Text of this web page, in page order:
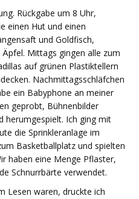
Rückgabe um 8 Uhr,
einen Hut und einen
und Goldfisch,
Mittags gingen alle zum
auf grünen Plastiktellern
Nachmittagsschläfchen
ein Babyphone an meiner
geprobt, Bühnenbilder
herumgespielt. Ich ging mit
die Sprinkleranlage im
Basketballplatz und spielten
haben eine Menge Pflaster,
Schnurrbärte verwendet.
Lesen waren, druckte ich